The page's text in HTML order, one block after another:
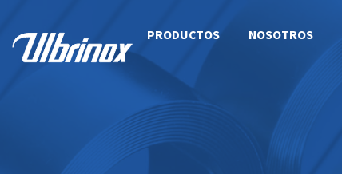
PRODUCTOS NOSOTROS